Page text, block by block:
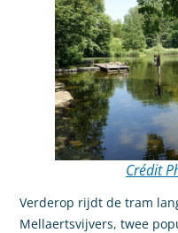
Crédit
Verderop rijdt de tram
Mellaertsvijvers, twee